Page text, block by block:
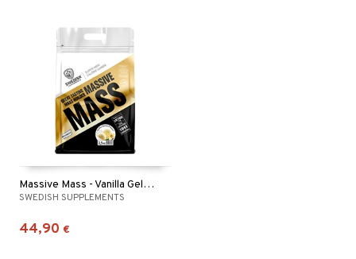
Massive Mass - Vanilla Gelato
SWEDISH SUPPLEMENTS
44,90 €